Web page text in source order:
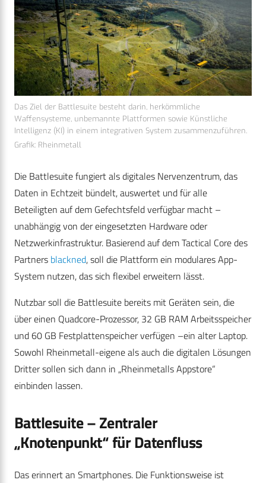
Das Ziel der Battlesuite besteht darin, herkömmliche
Waffensysteme, unbemannte Plattformen sowie Künstliche
Intelligenz (KI) in einem integrativen System zusammenzuführen.
Grafik: Rheinmetall
Die Battlesuite fungiert als digitales Nervenzentrum, das
Daten in Echtzeit bündelt, auswertet und für alle
Beteiligten auf dem Gefechtsfeld verfügbar macht –
unabhängig von der eingesetzten Hardware oder
Netzwerkinfrastruktur. Basierend auf dem Tactical Core des
Partners blackned, soll die Plattform ein modulares App-
System nutzen, das sich flexibel erweitern lässt.
Nutzbar soll die Battlesuite bereits mit Geräten sein, die
über einen Quadcore-Prozessor, 32 GB RAM Arbeitsspeicher
und 60 GB Festplattenspeicher verfügen –ein alter Laptop.
Sowohl Rheinmetall-eigene als auch die digitalen Lösungen
Dritter sollen sich dann in „Rheinmetalls Appstore“
einbinden lassen.
Battlesuite – Zentraler
„Knotenpunkt“ für Datenfluss
Das erinnert an Smartphones. Die Funktionsweise ist